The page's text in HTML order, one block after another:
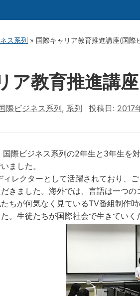
ス系列 » 国際キャリア教育推進講座(国際
ア教育推進講
際ビジネス系列, 系列 投稿日: 2017
際ビジネス系列の2年生と3年生を
ました。
レクターとして活躍されており、
きました。海外では、言語は一つ
ちが何気なく見ているTV番組制作
。生徒たちが国際社会で生きてい